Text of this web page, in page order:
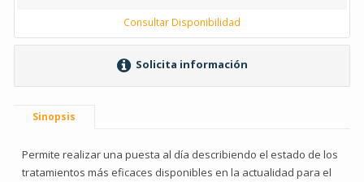
Consultar Disponibilidad
Solicita información
Sinopsis
Permite realizar una puesta al día describiendo el estado de los
tratamientos más eficaces disponibles en la actualidad para el